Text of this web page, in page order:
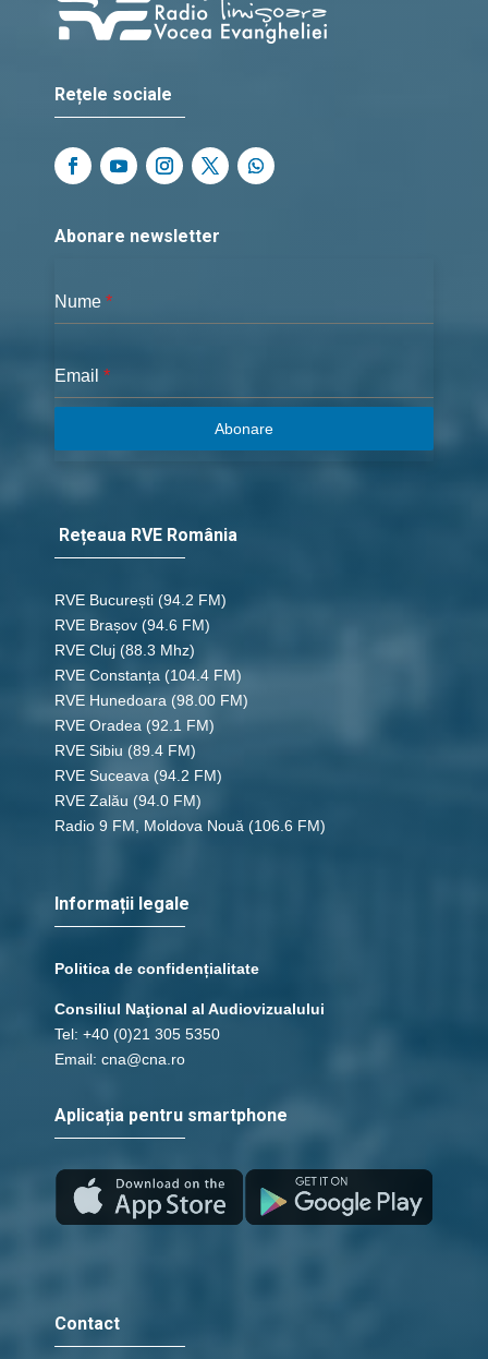
Rețele sociale
Abonare newsletter
Nume *
Email *
Abonare
Rețeaua RVE România
RVE București (94.2 FM)
RVE Brașov (94.6 FM)
RVE Cluj (88.3 Mhz)
RVE Constanța (104.4 FM)
RVE Hunedoara (98.00 FM)
RVE Oradea (92.1 FM)
RVE Sibiu (89.4 FM)
RVE Suceava (94.2 FM)
RVE Zalău (94.0 FM)
Radio 9 FM, Moldova Nouă (106.6 FM)
Informații legale
Politica de confidențialitate
Consiliul Naţional al Audiovizualului
Tel: +40 (0)21 305 5350
Email: cna@cna.ro
Aplicația pentru smartphone
Contact